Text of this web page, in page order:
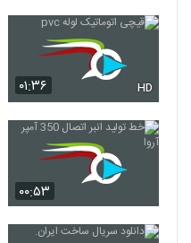
۰۱:۳۶ HD
۰۰:۵۳